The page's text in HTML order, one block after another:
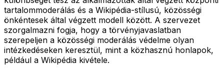
tartalommoderálás és a Wikipédia-stílusú, közösségi
önkéntesek által végzett modell között. A szervezet
szorgalmazni fogja, hogy a törvényjavaslatban
szerepeljen a közösségi moderálás védelme olyan
intézkedéseken keresztül, mint a közhasznú honlapok,
például a Wikipédia kivétele.